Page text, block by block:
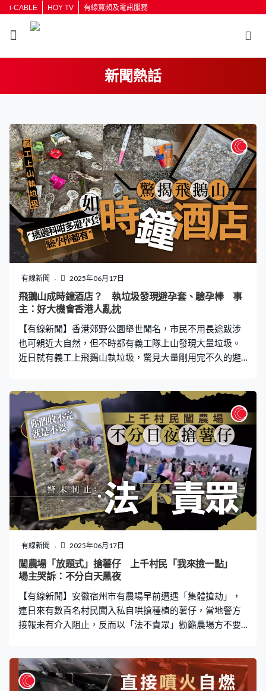
i-CABLE HOY TV 有線寬頻及電訊服務
新聞熱話
按輸入鍵開始搜尋
有線新聞 2025年06月17日
飛鵝山成時鐘酒店？ 執垃圾發現避孕套、驗孕棒 事
主：好大機會香港人亂抌
【有線新聞】香港郊野公園舉世聞名，市民不用長途跋涉
也可親近大自然，但不時都有義工隊上山發現大量垃圾。
近日就有義工上飛鵝山執垃圾，驚見大量剛用完不久的避
周圍抌」 涉事網民在網上表示，三號風球當天上山執垃
圾，「搞邊科又咁多避孕套呢」，而且驗孕棒都有，雖然
未知是否用過，但他也戲言「不過恭喜你，得一條線冇
BB」，又表示「其實我二月已經執咗好多個（避孕套），
跟住今日有好多新鮮滾熱辣！真心都幾核突」 此外事主一
行六人當天亦執到過千支煙頭、無數咁多垃圾，「六個
人，五大袋垃圾，飛鵝山究竟係時鐘酒店呀？定係美食廣
場，亦或者垃圾堆填區？」，又形容「真係好誇張，簡直
好似禽獸咁樣，紙巾水樽零食包裝避孕套，就係嗰範圍裏
面周圍抌，一啲都唔似文明人」。 網民歸咎內地客 事
主：唔好企得咁高 帖文吸引不少網民留言，大讚「這一項
活動好有意義呀」，但當中有人歸咎於內地旅客，形容事
主「又服務大陸人」，事主則回應雖然垃圾不少是內地產
會係香港人亂咁抌」，又反駁「你唔好亂講野混淆咗
有線新聞 2025年06月17日
闖農場「放題式」搶薯仔 上千村民「我來撿一點」
場主哭訴：不分白天黑夜
【有線新聞】安徽宿州市有農場早前遭遇「集體搶劫」，
連日來有數百名村民闖入私自哄搶種植的薯仔，當地警方
接報未有介入阻止，反而以「法不責眾」勸籲農場方不要
集鎮曾姓農場承包商表示自6月10日起連續四天，每天約
有500名村民手持袋子、鋤頭等工具，湧入農場搶奪尚未